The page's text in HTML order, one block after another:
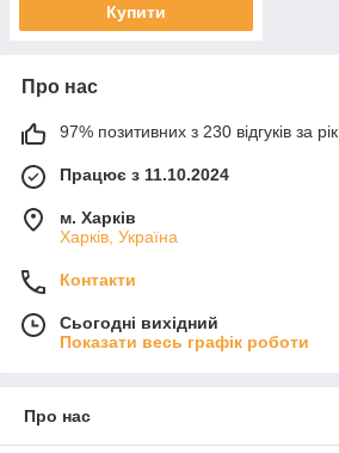
Купити
Про нас
97% позитивних з 230 відгуків за рік
Працює з 11.10.2024
м. Харків
Харків, Україна
Контакти
Сьогодні вихідний
Показати весь графік роботи
Про нас